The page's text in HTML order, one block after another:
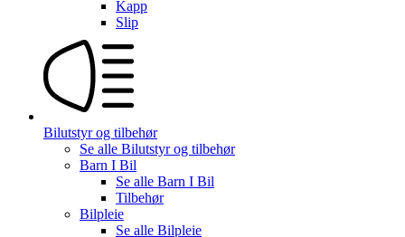
Kapp
Slip
Bilutstyr og tilbehør
Se alle Bilutstyr og tilbehør
Barn I Bil
Se alle Barn I Bil
Tilbehør
Bilpleie
Se alle Bilpleie